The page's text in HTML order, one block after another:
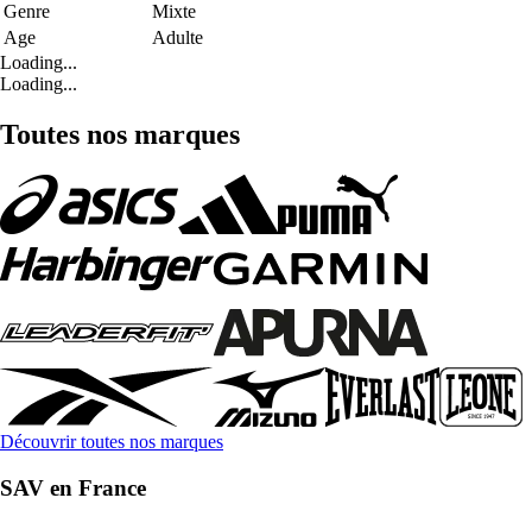
Genre
Mixte
Age
Adulte
Loading...
Loading...
Toutes nos marques
Découvrir toutes nos marques
SAV en France